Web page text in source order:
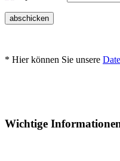
abschicken
* Hier können Sie unsere
Wichtige